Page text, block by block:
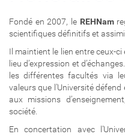
Fondé en 2007, le REHNam
scientifiques définitifs et
Il maintient le lien entre ceux-
lieu d’expression et
les différentes facultés via
valeurs que l’Université
aux missions
société.
En concertation avec